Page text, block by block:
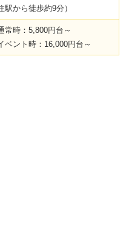
駅から徒歩約9分）
常時：5,800円台～
ベント時：16,000円台～